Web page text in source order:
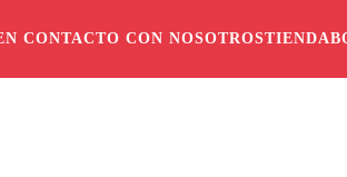
CONTACTO CON NOSOTROSTIENDA